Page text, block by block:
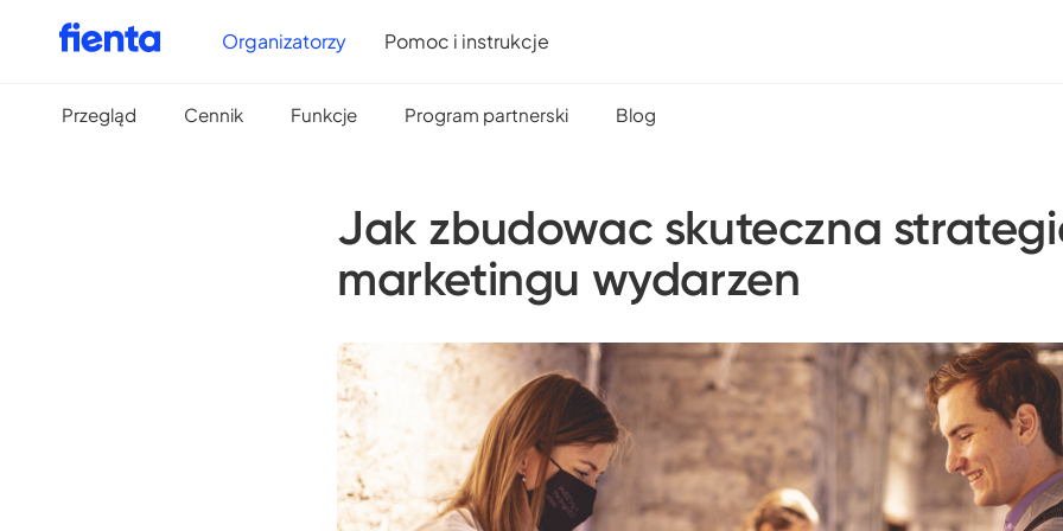
Organizatorzy Pomoc i instrukcje
Przegląd Cennik Funkcje Program partnerski Blog
Jak zbudowac skuteczna
marketingu wydarzen